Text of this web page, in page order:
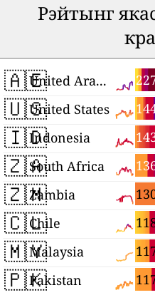
Рэйтынг
🇦🇪 United Arab Emirates
🇺🇸United States
🇮🇩Indonesia
🇿🇦South Africa
🇿🇲Zambia
🇨🇱
Chile
🇲🇾Malaysia
🇵🇰Pakistan